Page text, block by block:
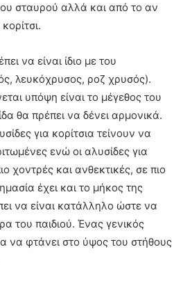
σταυρού αλλά και από το αν
να είναι ίδιο με του
λευκόχρυσος, ροζ χρυσός).
υπόψη είναι το μέγεθος του
θα πρέπει να δένει αρμονικά.
για κορίτσια τείνουν να
ενώ οι αλυσίδες για
χοντρές και ανθεκτικές, σε πιο
έχει και το μήκος της
να είναι κατάλληλο ώστε να
του παιδιού. Ένας γενικός
να φτάνει στο ύψος του στήθους